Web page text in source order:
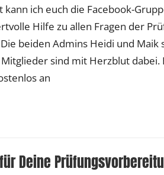
kann ich euch die Facebook-
Hilfe zu allen Fragen der
beiden Admins Heidi und
sind mit Herzblut dabei.
an
Deine